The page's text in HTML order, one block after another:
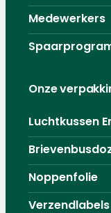
Medewerkers
Onze
Luchtkussen
Noppenfolie
Verzendlabels